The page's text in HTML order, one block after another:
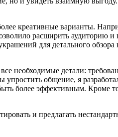
креативные варианты.
расширить аудиторию
для детального обзора
необходимые детали:
общение, я
более эффективным. Кроме
и предлагать